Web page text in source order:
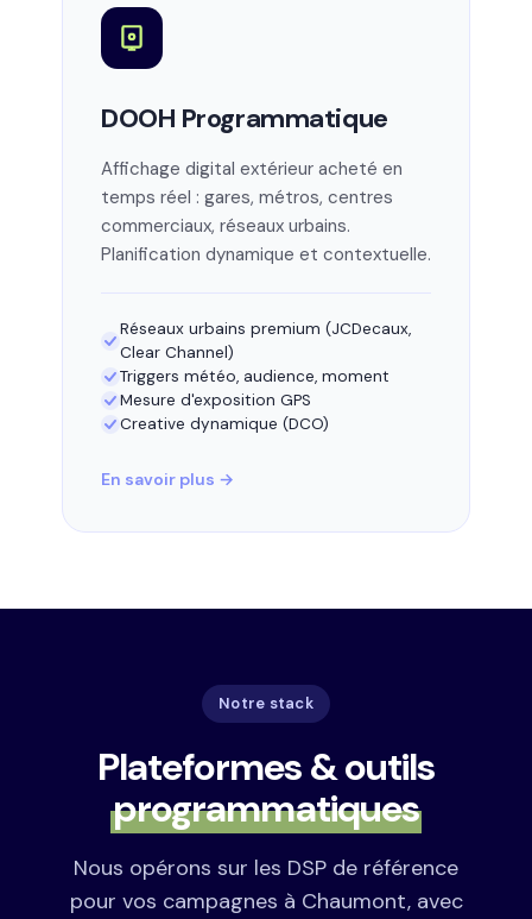
DOOH Programmatique
Affichage digital extérieur acheté en
temps réel : gares, métros, centres
commerciaux, réseaux urbains.
Planification dynamique et contextuelle.
Réseaux urbains premium (JCDecaux,
Clear Channel)
Triggers météo, audience, moment
Mesure d'exposition GPS
Creative dynamique (DCO)
En savoir plus →
Notre stack
Plateformes & outils
programmatiques
Nous opérons sur les DSP de référence
pour vos campagnes à Chaumont, avec